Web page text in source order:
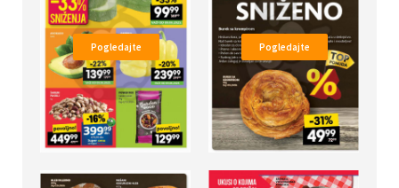
Pogledajte Pogledajte